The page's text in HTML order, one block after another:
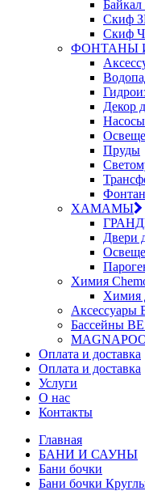
Скиф
Скиф
ФОНТАНЫ
Декор
Насосы
Пруды
ХАМАМЫ
Двери
Химия
Химия
Аксессуары
Бассейны
Оплата и доставка
Оплата и доставка
Услуги
О нас
Контакты
Главная
БАНИ И САУНЫ
Бани бочки
Бани бочки